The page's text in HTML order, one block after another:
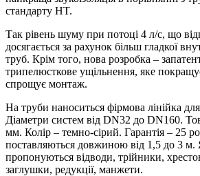
стандарту HT.
Так рівень шуму при потоці 4 л/с, що
досягається за рахунок більш гладкої
труб. Крім того, нова розробка –
трипелюсткове ущільнення, яке
спрощує монтаж.
На труби наноситься фірмова лінійка
Діаметри систем від DN32 до DN160.
мм. Колір – темно-сірий. Гарантія – 25
поставляються довжиною від 1,5 до 3 м.
пропонуються відводи, трійники,
заглушки, редукції, манжети.